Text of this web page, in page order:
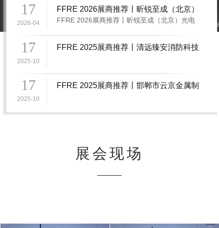
17
2026-04
FFRE 2026展商推荐丨昕锐至成（北京）
光电技术有限公司与您相约第四届中国西
FFRE 2026展商推荐丨昕锐至成（北京）光电
17
2025-10
FFRE 2025展商推荐丨清远臻安消防科技
17
2025-10
FFRE 2025展商推荐丨邯郸市云京金属制
展会现场